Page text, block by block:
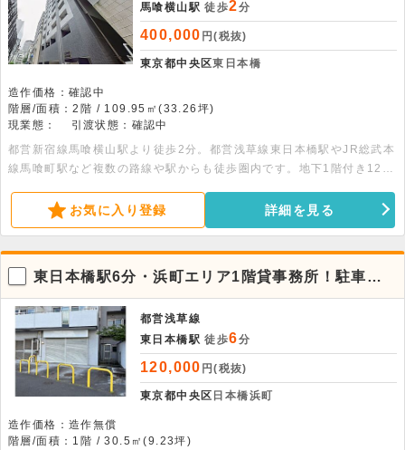
馬喰横山駅 徒歩2分
400,000 円(税抜)
東京都中央区東日本橋
造作価格：確認中
階層/面積：2階 / 109.95㎡(33.26坪)
現業態：
引渡状態：確認中
都営新宿線馬喰横山駅より徒歩2分。都営浅草線東日本橋駅やJR総武本
線馬喰町駅など複数の路線や駅からも徒歩圏内です。地下1階付き12階
別空調・タイルカーペット・防犯カメラ・オートロック・LED照明・
トイレ・ミニキッチン完備です。
お気に入り登録 詳細を見る
東日本橋駅6分・浜町エリア1階貸事務所！駐車枠
ありで好便利
都営浅草線
東日本橋駅 徒歩6分
120,000 円(税抜)
東京都中央区 日本橋浜町
造作価格：造作無償
階層/面積：1階 / 30.5㎡(9.23坪)